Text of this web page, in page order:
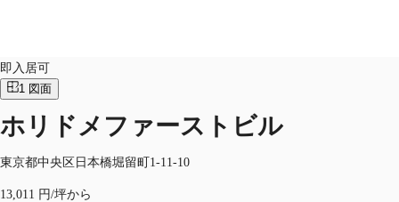
オフィス・事務所
倉庫・物流センター
JP
お電話 お問合せ
即入居可
1 図面
ホリドメファーストビル
東京都中央区日本橋堀留町1-11-10
13,011 円/坪から